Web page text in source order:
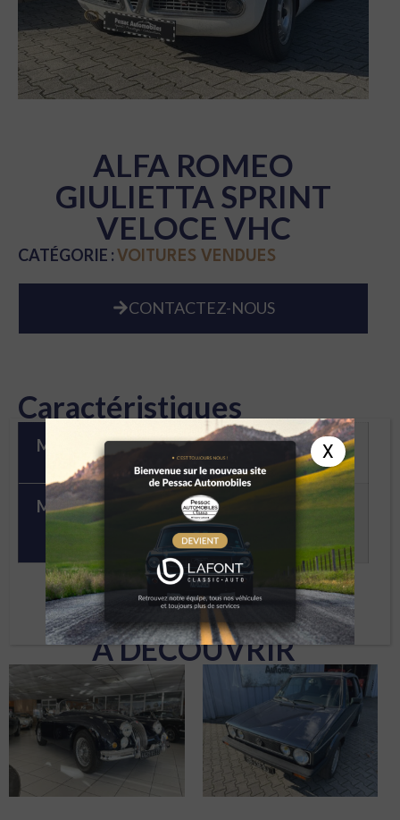
ALFA ROMEO
GIULIETTA SPRINT
VELOCE VHC
CATÉGORIE : VOITURES VENDUES
CONTACTEZ-NOUS
Caractéristiques
Marque Alfa Romeo
Modèle
GIULIETTA SPRINT
VELOCE VHC
À DÉCOUVRIR
X